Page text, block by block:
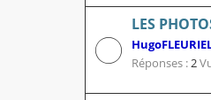
LES
Réponses :2